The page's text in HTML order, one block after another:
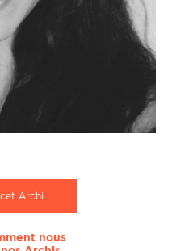
Archi
nous